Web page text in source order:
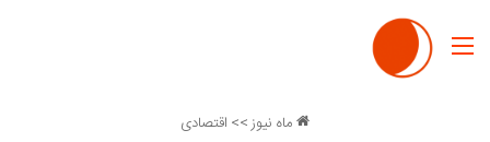
منو
ماه نیوز>> اقتصادی